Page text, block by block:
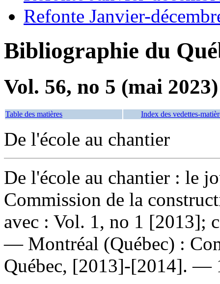
Refonte Janvier-
Bibliographie du
Vol. 56, no 5 (mai 2023)
Table des matières Index des vedettes-
De l'école au chantier
De l'école au chantier : le
Commission de la
avec : Vol. 1, no 1 [2013];
— Montréal (Québec) :
Québec, [2013]-[2014]. —